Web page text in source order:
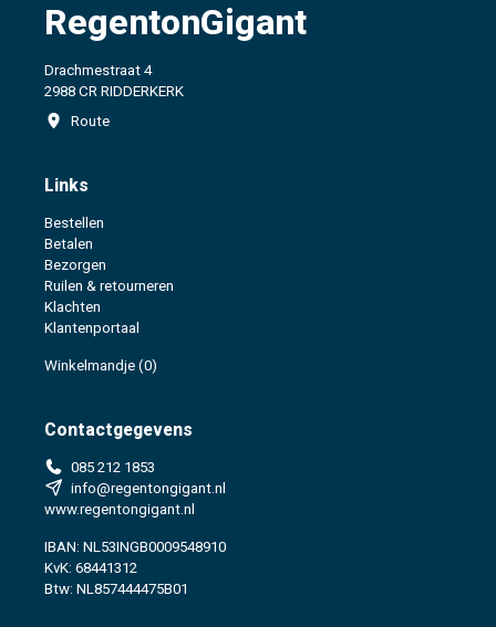
RegentonGigant
Drachmestraat 4
2988 CR RIDDERKERK
Route
Links
Bestellen
Betalen
Bezorgen
Ruilen & retourneren
Klachten
Klantenportaal
Winkelmandje (0)
Contactgegevens
085 212 1853
info@regentongigant.nl
www.regentongigant.nl
IBAN: NL53INGB0009548910
KvK: 68441312
Btw: NL857444475B01